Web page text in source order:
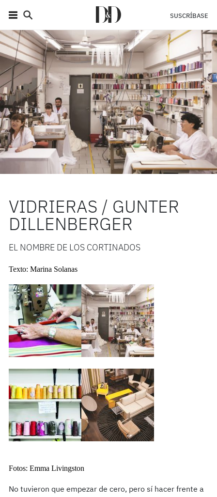
SUSCRÍBASE
VIDRIERAS / GUNTER
DILLENBERGER
EL NOMBRE DE LOS CORTINADOS
Texto: Marina Solanas
Fotos: Emma Livingston
No tuvieron que empezar de cero, pero sí hacer frente a